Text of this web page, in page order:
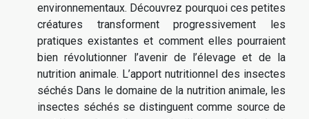
environnementaux. Découvrez pourquoi ces petites
créatures transforment progressivement les
pratiques existantes et comment elles pourraient
bien révolutionner l’avenir de l’élevage et de la
nutrition animale. L’apport nutritionnel des insectes
séchés Dans le domaine de la nutrition animale, les
insectes séchés se distinguent comme source de